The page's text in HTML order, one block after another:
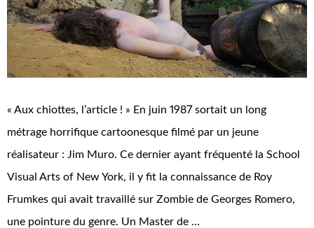
« Aux chiottes, l’article ! » En juin 1987 sortait un long
métrage horrifique cartoonesque filmé par un jeune
réalisateur : Jim Muro. Ce dernier ayant fréquenté la School
Visual Arts of New York, il y fit la connaissance de Roy
Frumkes qui avait travaillé sur Zombie de Georges Romero,
une pointure du genre. Un Master de …